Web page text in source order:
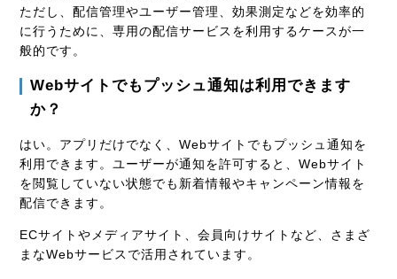
ただし、配信管理やユーザー管理、効果測定などを効率的
に行うために、専用の配信サービスを利用するケースが一
般的です。
Webサイトでもプッシュ通知は利用できます
か？
はい。アプリだけでなく、Webサイトでもプッシュ通知を
利用できます。ユーザーが通知を許可すると、Webサイト
を閲覧していない状態でも新着情報やキャンペーン情報を
配信できます。
ECサイトやメディアサイト、会員向けサイトなど、さまざ
まなWebサービスで活用されています。